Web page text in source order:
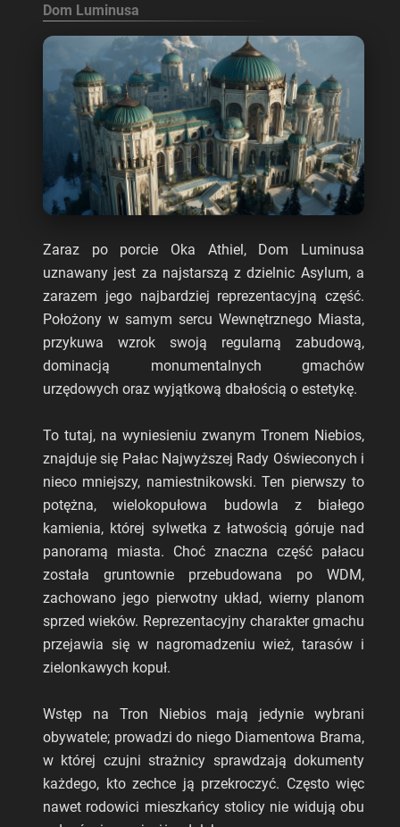
Dom Luminusa
Zaraz po porcie Oka Athiel, Dom Luminusa
uznawany jest za najstarszą z dzielnic Asylum, a
zarazem jego najbardziej reprezentacyjną część.
Położony w samym sercu Wewnętrznego Miasta,
przykuwa wzrok swoją regularną zabudową,
dominacją monumentalnych gmachów
urzędowych oraz wyjątkową dbałością o estetykę.
To tutaj, na wyniesieniu zwanym Tronem Niebios,
znajduje się Pałac Najwyższej Rady Oświeconych i
nieco mniejszy, namiestnikowski. Ten pierwszy to
potężna, wielokopułowa budowla z białego
kamienia, której sylwetka z łatwością góruje nad
panoramą miasta. Choć znaczna część pałacu
została gruntownie przebudowana po WDM,
zachowano jego pierwotny układ, wierny planom
sprzed wieków. Reprezentacyjny charakter gmachu
przejawia się w nagromadzeniu wież, tarasów i
zielonkawych kopuł.
Wstęp na Tron Niebios mają jedynie wybrani
obywatele; prowadzi do niego Diamentowa Brama,
w której czujni strażnicy sprawdzają dokumenty
każdego, kto zechce ją przekroczyć. Często więc
nawet rodowici mieszkańcy stolicy nie widują obu